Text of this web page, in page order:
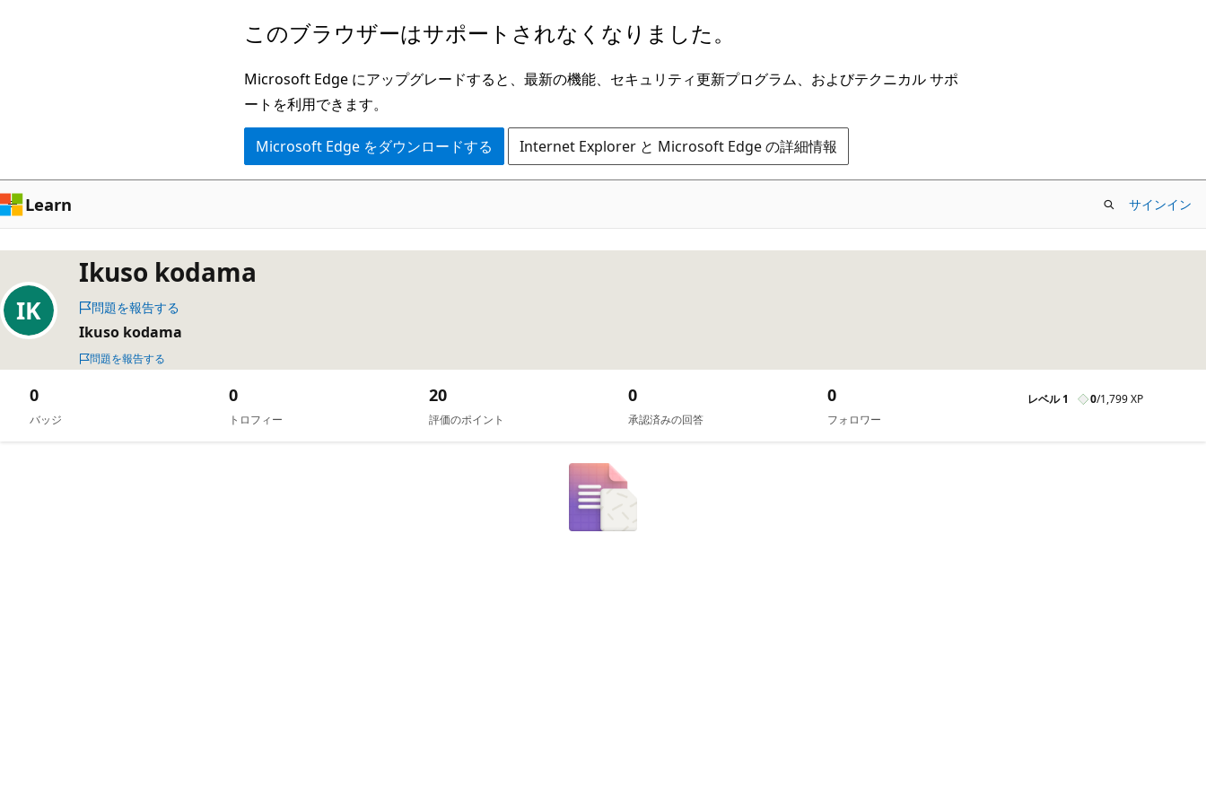
ン
ツ
に
ス
キ
ッ
プ
このブラウザーはサポートされなくなりました。
Microsoft Edge にアップグレードすると、最新の機能、セキュリティ更新プログラム、およびテクニカル サポ
ートを利用できます。
Microsoft Edge をダウンロードする Internet Explorer と Microsoft Edge の詳細情報
Learn サインイン
Ikuso kodama
問題を報告する
Ikuso kodama
問題を報告する
バッジ
0
トロフィー
0
評価のポイント
20
承認済みの回答
0
フォロワー
0 レベル 1 0/1,799 XP